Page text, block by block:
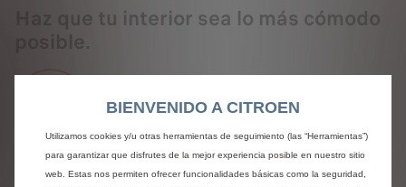
Haz que tu interior sea lo más cómodo
URBAN GREY
Sin coste adicional
BIENVENIDO A CITROEN
Utilizamos cookies y/u otras herramientas de seguimiento (las “Herramientas”)
para garantizar que disfrutes de la mejor experiencia posible en nuestro sitio
web. Estas nos permiten ofrecer funcionalidades básicas como la seguridad,